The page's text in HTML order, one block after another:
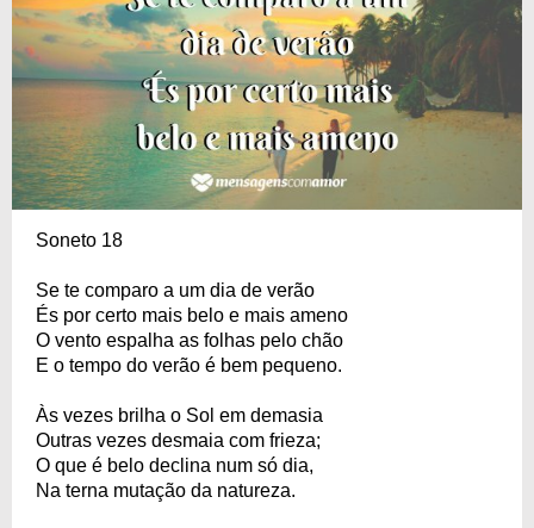
Soneto 18
Se te comparo a um dia de verão
És por certo mais belo e mais ameno
O vento espalha as folhas pelo chão
E o tempo do verão é bem pequeno.
Às vezes brilha o Sol em demasia
Outras vezes desmaia com frieza;
O que é belo declina num só dia,
Na terna mutação da natureza.